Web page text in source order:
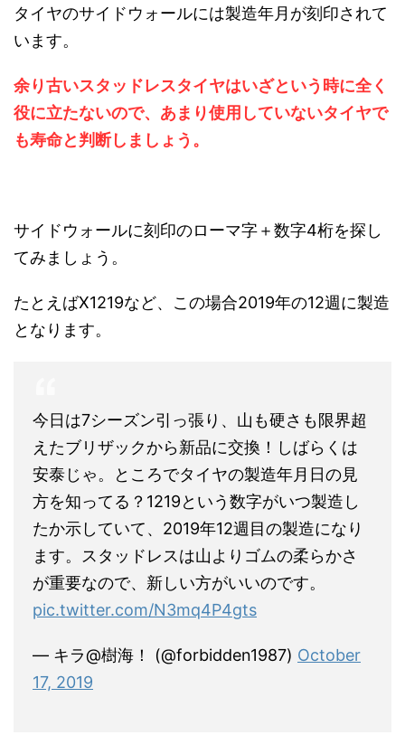
タイヤのサイドウォールには製造年月が刻印されて
います。
余り古いスタッドレスタイヤはいざという時に全く
役に立たないので、あまり使用していないタイヤで
も寿命と判断しましょう。
サイドウォールに刻印のローマ字＋数字4桁を探し
てみましょう。
たとえばX1219など、この場合2019年の12週に製造
となります。
今日は7シーズン引っ張り、山も硬さも限界超
えたブリザックから新品に交換！しばらくは
安泰じゃ。ところでタイヤの製造年月日の見
方を知ってる？1219という数字がいつ製造し
たか示していて、2019年12週目の製造になり
ます。スタッドレスは山よりゴムの柔らかさ
が重要なので、新しい方がいいのです。
pic.twitter.com/N3mq4P4gts
— キラ@樹海！ (@forbidden1987) October
17, 2019